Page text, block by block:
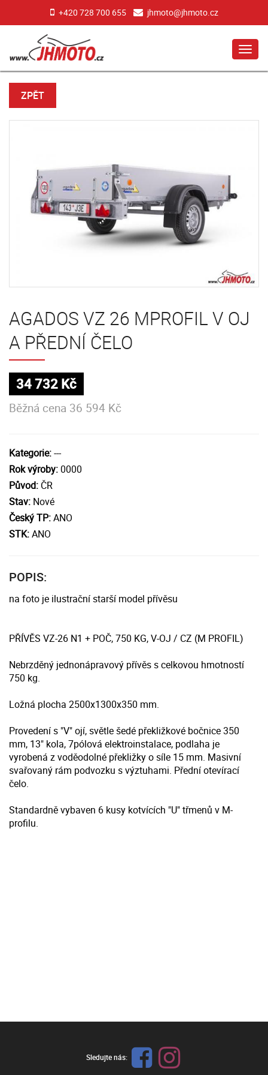
+420 728 700 655 jhmoto@jhmoto.cz
ZPĚT
AGADOS VZ 26 MPROFIL V OJ
A PŘEDNÍ ČELO
34 732 Kč
Běžná cena 36 594 Kč
Kategorie:---
Rok výroby:0000
Původ: ČR
Stav: Nové
Český TP:ANO
STK:ANO
POPIS:
na foto je ilustrační starší model přívěsu
PŘÍVĚS VZ-26 N1 + POČ, 750 KG, V-OJ / CZ (M PROFIL)
Nebrzděný jednonápravový přívěs s celkovou hmotností
750 kg.
Ložná plocha 2500x1300x350 mm.
Provedení s "V" ojí, světle šedé překližkové bočnice 350
mm, 13" kola, 7pólová elektroinstalace, podlaha je
vyrobená z voděodolné překližky o síle 15 mm. Masivní
svařovaný rám podvozku s výztuhami. Přední otevírací
čelo.
Standardně vybaven 6 kusy kotvících "U" třmenů v M-
profilu.
Sledujte nás: